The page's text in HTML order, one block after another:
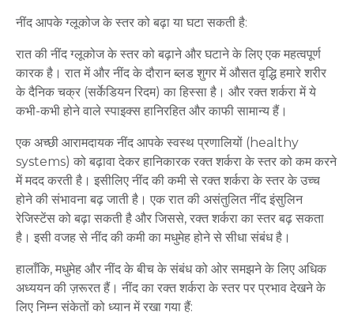
नींद आपके ग्लूकोज के स्तर को बढ़ा या घटा सकती है:
रात की नींद ग्लूकोज के स्तर को बढ़ाने और घटाने के लिए एक महत्वपूर्ण
कारक है। रात में और नींद के दौरान ब्लड शुगर में औसत वृद्धि हमारे शरीर
के दैनिक चक्र (सर्केडियन रिदम) का हिस्सा है। और रक्त शर्करा में ये
कभी-कभी होने वाले स्पाइक्स हानिरहित और काफी सामान्य हैं।
एक अच्छी आरामदायक नींद आपके स्वस्थ प्रणालियों (healthy
systems) को बढ़ावा देकर हानिकारक रक्त शर्करा के स्तर को कम करने
में मदद करती है। इसीलिए नींद की कमी से रक्त शर्करा के स्तर के उच्च
होने की संभावना बढ़ जाती है। एक रात की असंतुलित नींद इंसुलिन
रेजिस्टेंस को बढ़ा सकती है और जिससे, रक्त शर्करा का स्तर बढ़ सकता
है। इसी वजह से नींद की कमी का मधुमेह होने से सीधा संबंध है।
हालाँकि, मधुमेह और नींद के बीच के संबंध को ओर समझने के लिए अधिक
अध्ययन की ज़रूरत हैं। नींद का रक्त शर्करा के स्तर पर प्रभाव देखने के
लिए निम्न संकेतों को ध्यान में रखा गया हैं: